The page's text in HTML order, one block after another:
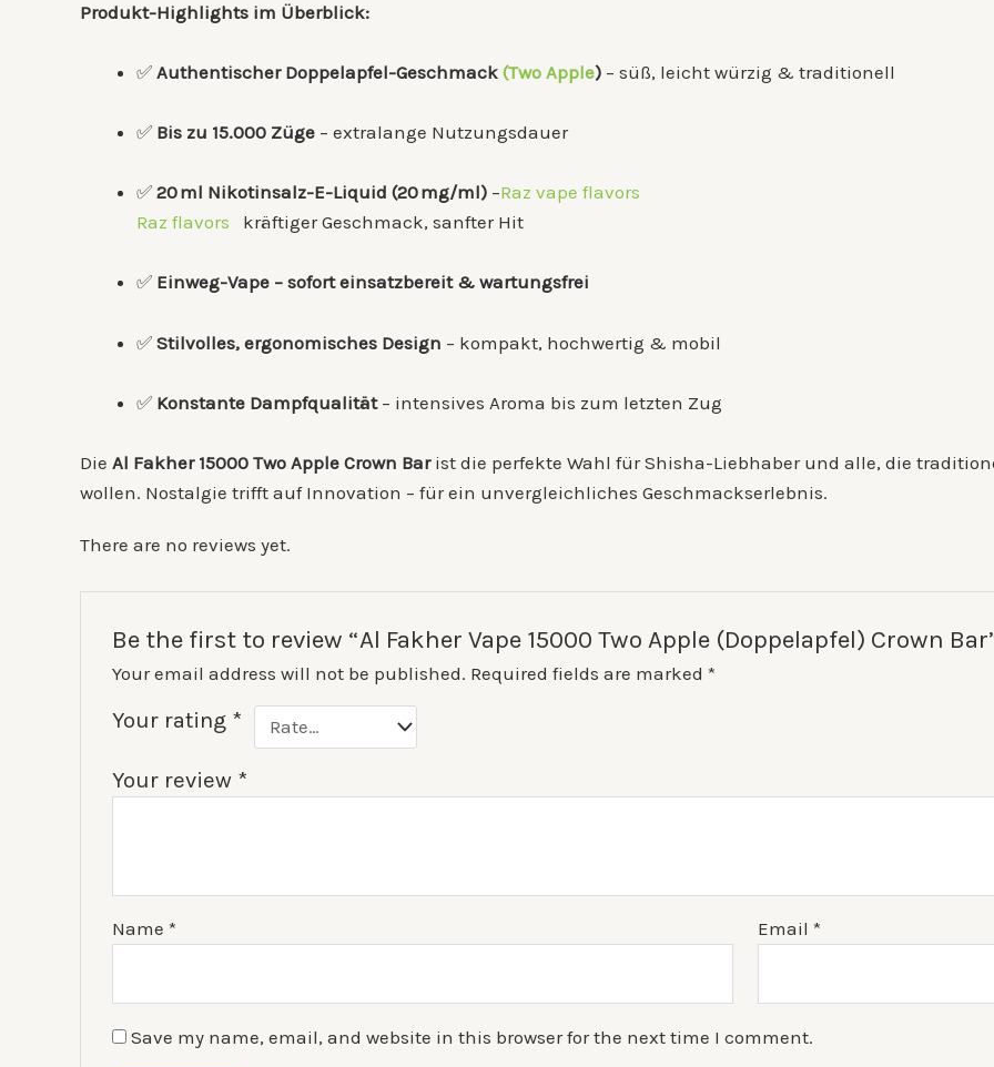
Produkt-Highlights im Überblick:
✅ Authentischer Doppelapfel-Geschmack (Two Apple) – süß, leicht würzig & traditionell
✅ Bis zu 15.000 Züge – extralange Nutzungsdauer
✅ 20 ml Nikotinsalz-E-Liquid (20 mg/ml) –Raz vape flavors
Raz flavors
kräftiger Geschmack, sanfter Hit
✅ Einweg-Vape – sofort einsatzbereit & wartungsfrei
✅ Stilvolles, ergonomisches Design – kompakt, hochwertig & mobil
✅ Konstante Dampfqualität– intensives Aroma bis zum letzten Zug
Die Al Fakher 15000 Two Apple Crown Barist die perfekte Wahl für Shisha-Liebhaber und alle, die
wollen. Nostalgie trifft auf Innovation – für ein unvergleichliches Geschmackserlebnis.
There are no reviews yet.
Be the first to review “Al Fakher Vape 15000 Two Apple (Doppelapfel) Crown
Your email address will not be published. Required fields are marked*
Your rating *
Your review *
Name* Email*
Save my name, email, and website in this browser for the next time I comment.